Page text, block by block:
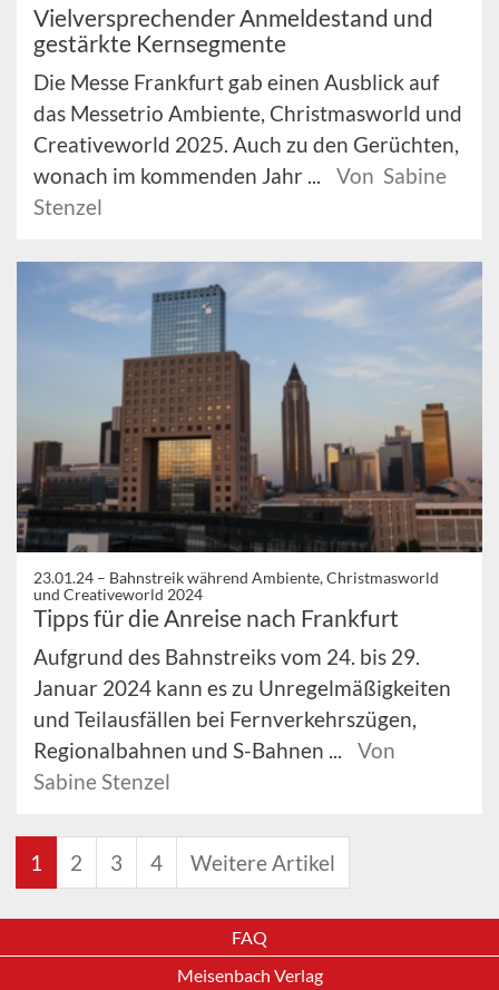
Vielversprechender Anmeldestand und
gestärkte Kernsegmente
Die Messe Frankfurt gab einen Ausblick auf
das Messetrio Ambiente, Christmasworld und
Creativeworld 2025. Auch zu den Gerüchten,
wonach im kommenden Jahr ...
Von Sabine
Stenzel
23.01.24 – Bahnstreik während Ambiente, Christmasworld
und Creativeworld 2024
Tipps für die Anreise nach Frankfurt
Aufgrund des Bahnstreiks vom 24. bis 29.
Januar 2024 kann es zu Unregelmäßigkeiten
und Teilausfällen bei Fernverkehrszügen,
Regionalbahnen und S-Bahnen ...
Von
Sabine Stenzel
1 2 3 4 Weitere Artikel
FAQ
Meisenbach Verlag